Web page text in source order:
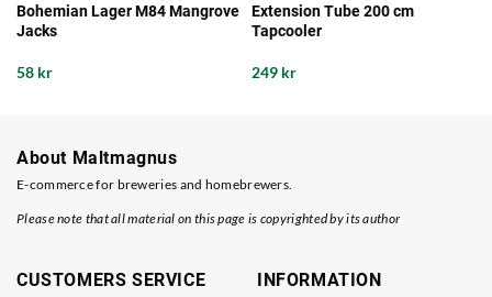
Bohemian Lager M84 Mangrove
Jacks
58 kr
Extension Tube 200 cm
Tapcooler
249 kr
About Maltmagnus
E-commerce for breweries and homebrewers.
Please note that all material on this page is copyrighted by its author
CUSTOMERS SERVICE INFORMATION